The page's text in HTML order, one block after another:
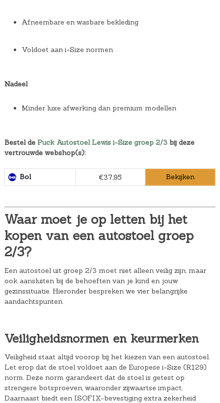
Afneembare en wasbare bekleding
Voldoet aan i-Size normen
Nadeel
Minder luxe afwerking dan premium modellen
Bestel de Puck Autostoel Lewis i-Size groep 2/3 bij deze
vertrouwde webshop(s):
Bol €37,95 Bekijken
Waar moet je op letten bij het
kopen van een autostoel groep
2/3?
Een autostoel uit groep 2/3 moet niet alleen veilig zijn, maar
ook aansluiten bij de behoeften van je kind en jouw
gezinssituatie. Hieronder bespreken we vier belangrijke
aandachtspunten.
Veiligheidsnormen en keurmerken
Veiligheid staat altijd voorop bij het kiezen van een autostoel.
Let erop dat de stoel voldoet aan de Europese i-Size (R129)
norm. Deze norm garandeert dat de stoel is getest op
strengere botsproeven, waaronder zijwaartse impact.
Daarnaast biedt een ISOFIX-bevestiging extra zekerheid